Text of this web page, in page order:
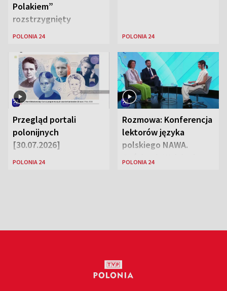
Polakiem”
rozstrzygnięty
POLONIA 24 POLONIA 24
Przegląd portali
polonijnych
[30.07.2026]
POLONIA 24
Rozmowa: Konferencja
lektorów języka
polskiego NAWA.
Goście: dr Wojciech
POLONIA 24